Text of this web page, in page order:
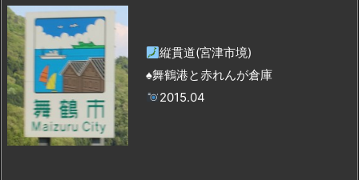
縦貫道(宮津市境)
♠舞鶴港と赤れんが倉庫
2015.04